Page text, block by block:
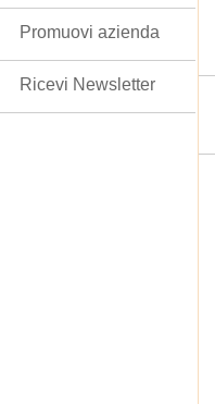
Promuovi azienda
Ricevi Newsletter